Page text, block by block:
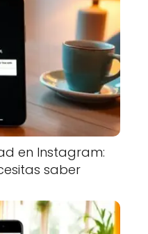
en Instagram:
saber